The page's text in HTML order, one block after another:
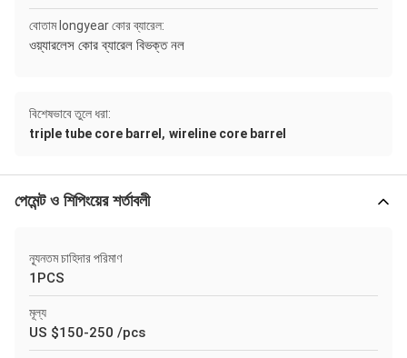
বোতাম longyear কোর ব্যারেল:
ওয়্যারলেস কোর ব্যারেল বিভক্ত নল
বিশেষভাবে তুলে ধরা:
triple tube core barrel , wireline core barrel
পেমেন্ট ও শিপিংয়ের শর্তাবলী
ন্যূনতম চাহিদার পরিমাণ
1PCS
মূল্য
US $150-250 /pcs